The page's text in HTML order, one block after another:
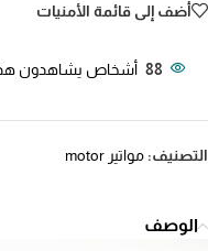
أضف إلى قائمة الأمنيات
88 أشخاص يشاهدون هذا
التصنيف: مواتير motor
الوصف